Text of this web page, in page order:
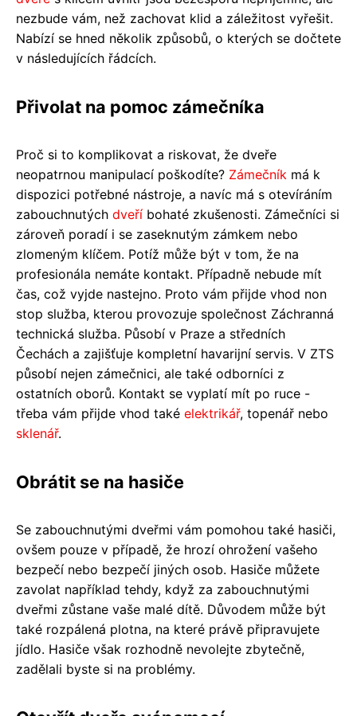
nezbude vám, než zachovat klid a záležitost vyřešit.
Nabízí se hned několik způsobů, o kterých se dočtete
v následujících řádcích.
Přivolat na pomoc zámečníka
Proč si to komplikovat a riskovat, že dveře
neopatrnou manipulací poškodíte? Zámečník má k
dispozici potřebné nástroje, a navíc má s otevíráním
zabouchnutých dveří bohaté zkušenosti. Zámečníci si
zároveň poradí i se zaseknutým zámkem nebo
zlomeným klíčem. Potíž může být v tom, že na
profesionála nemáte kontakt. Případně nebude mít
čas, což vyjde nastejno. Proto vám přijde vhod non
stop služba, kterou provozuje společnost Záchranná
technická služba. Působí v Praze a středních
Čechách a zajišťuje kompletní havarijní servis. V ZTS
působí nejen zámečnici, ale také odborníci z
ostatních oborů. Kontakt se vyplatí mít po ruce -
třeba vám přijde vhod také elektrikář, topenář nebo
sklenář.
Obrátit se na hasiče
Se zabouchnutými dveřmi vám pomohou také hasiči,
ovšem pouze v případě, že hrozí ohrožení vašeho
bezpečí nebo bezpečí jiných osob. Hasiče můžete
zavolat například tehdy, když za zabouchnutými
dveřmi zůstane vaše malé dítě. Důvodem může být
také rozpálená plotna, na které právě připravujete
jídlo. Hasiče však rozhodně nevolejte zbytečně,
zadělali byste si na problémy.